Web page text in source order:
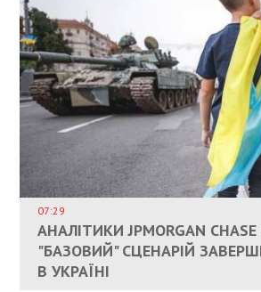
КАНДИДАТ В ПРЕМЬЕРЫ
ЕС ПРЕКРАТИТЬ ВОЕННУЮ
УКРАИНЕ
07:29
АНАЛІТИКИ JPMORGAN
"БАЗОВИЙ" СЦЕНАРІЙ
В УКРАЇНІ
ВЛАСНИКАМ ЗРУЙНОВАНОГО
ДОЗВОЛИЛИ НЕ ПЛАТИТИ ЗА
ИНТЕГРАЦИЯ УКРАИНЫ В
СОСТОИТСЯ В БЛИЖАЙШЕЕ
РЮТТЕ
ПАЛИВНИЙ РИНОК
АНАЛІТИКИ ЗВИНУВАТИЛИ
СПЕКУЛЯЦІЇ